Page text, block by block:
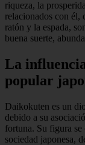
riqueza, la
relacionados con él,
ratón y la espada,
buena suerte,
La
popular
Daikokuten es un
debido a su
fortuna. Su figura se
sociedad japonesa,